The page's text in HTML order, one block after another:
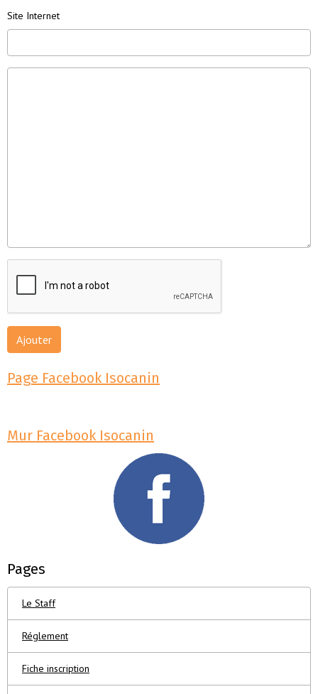
Site Internet
Ajouter
Page Facebook Isocanin
Mur Facebook Isocanin
Pages
Le Staff
Réglement
Fiche inscription